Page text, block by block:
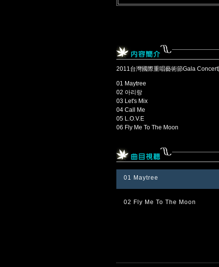
2011台灣國際重唱藝術節Gala
01 Maytree
02 아리랑
03 Let's Mix
04 Call Me
05 L.O.V.E
06 Fly Me To The Moon
01 Maytree
02 Fly Me To The Moon